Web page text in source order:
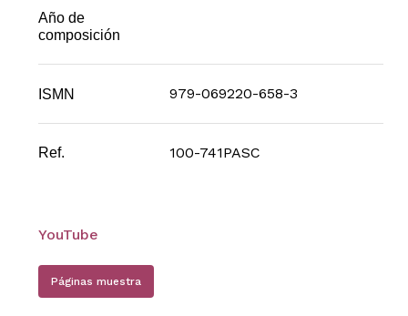
Año de
composición
ISMN 979-069220-658-3
Ref. 100-741PASC
YouTube
Páginas muestra